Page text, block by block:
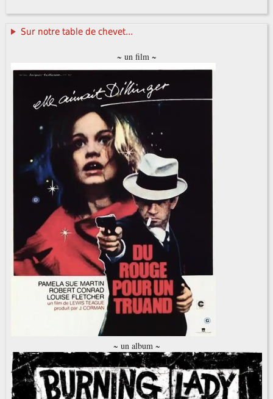
Sur notre table de chevet...
~ un film ~
~ un album ~